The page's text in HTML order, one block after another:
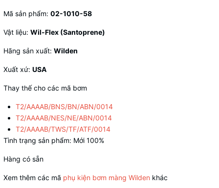
Mã sản phẩm: 02-1010-58
Vật liệu: Wil-Flex (Santoprene)
Hãng sản xuất: Wilden
Xuất xứ: USA
Thay thế cho các mã bơm
T2/AAAAB/BNS/BN/ABN/0014
T2/AAAAB/NES/NE/ABN/0014
T2/AAAAB/TWS/TF/ATF/0014
Tình trạng sản phẩm: Mới 100%
Hàng có sẵn
Xem thêm các mã phụ kiện bơm màng Wilden khác